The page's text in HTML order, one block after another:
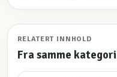
RELATERT INNHOLD
Fra samme